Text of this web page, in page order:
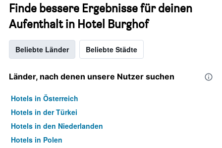
Finde bessere Ergebnisse für deinen
Aufenthalt in Hotel Burghof
Beliebte Länder Beliebte Städte
Länder, nach denen unsere Nutzer suchen
Hotels in Österreich
Hotels in der Türkei
Hotels in den Niederlanden
Hotels in Polen